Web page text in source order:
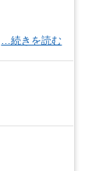
…続きを読む